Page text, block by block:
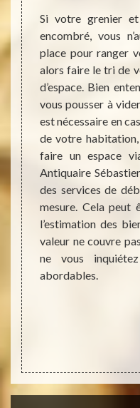
sont
vous
faire
des
Pour
qui
dans
le
vos
Si votre grenier
encombré, vous
place pour ranger
alors faire le tri de
d’espace. Bien
vous pousser à
est nécessaire en
de votre
faire un espace
Antiquaire
des services de
mesure. Cela peut
l’estimation des
valeur ne couvre
ne vous
abordables.